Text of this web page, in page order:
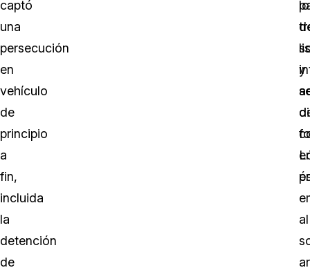
captó
una
persecución
en
vehículo
de
principio
a
fin,
incluida
la
detención
de
al
y